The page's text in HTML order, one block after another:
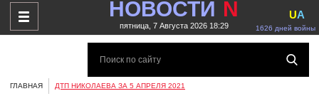
НОВОСТИ N
пятница, 7 Августа 2026 18:29 1626 дней войны
UA
ГЛАВНАЯ ДТП НИКОЛАЕВА ЗА 5 АПРЕЛЯ 2021